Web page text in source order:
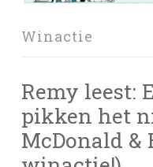
Winactie
Remy leest:
pikken het
McDonald &